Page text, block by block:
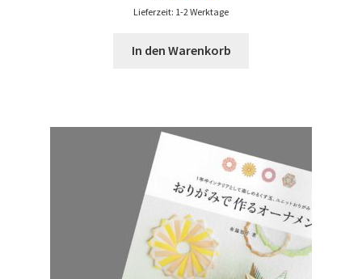
Lieferzeit: 1-2 Werktage
In den Warenkorb